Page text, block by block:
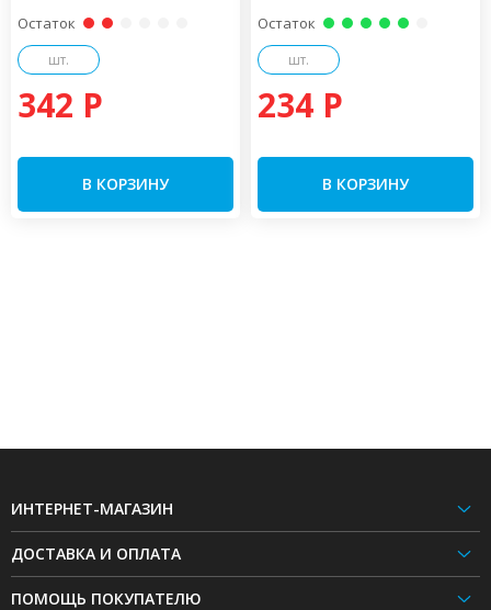
Остаток
шт.
342 P
В КОРЗИНУ
Остаток
шт.
234 P
В КОРЗИНУ
ИНТЕРНЕТ-МАГАЗИН
ДОСТАВКА И ОПЛАТА
ПОМОЩЬ ПОКУПАТЕЛЮ